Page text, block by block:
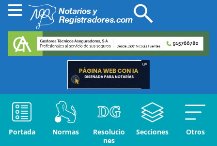
Portada Normas
Resolucio
nes
Secciones Otros